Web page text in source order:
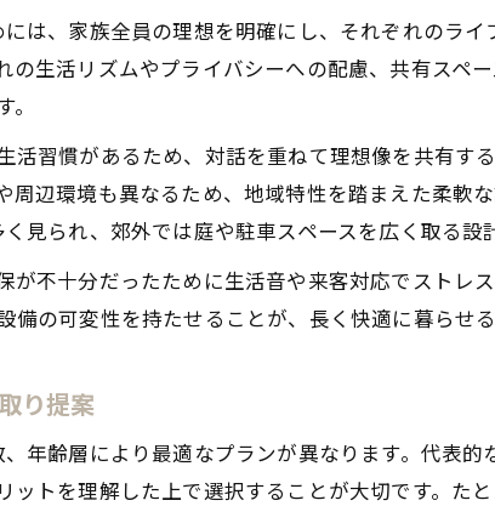
2世帯住宅設計で考える愛知県の気候
愛知県の住宅事情を踏まえた2世帯住
2世帯住宅設計で動線を最適化するポ
生活動線が快適な2世帯住宅の設計事
2世帯住宅で家事が楽になる動線計画
子育て・介護に配慮した2世帯住宅の
2世帯住宅注文で重視される生活動線
二世帯住宅で両世帯が快適な間取り
プライバシー重視の2世帯住宅間取り
は、家族全員の理想を明確にし、それぞれのラ
の生活リズムやプライバシーへの配慮、共有スペ
活習慣があるため、対話を重ねて理想像を共有す
周辺環境も異なるため、地域特性を踏まえた柔軟
見られ、郊外では庭や駐車スペースを広く取る設
が不十分だったために生活音や来客対応でストレ
の可変性を持たせることが、長く快適に暮らせる
り提案
年齢層により最適なプランが異なります。代表
トを理解した上で選択することが大切です。た